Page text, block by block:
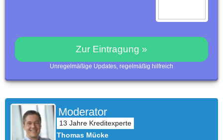
Zur Eintragung »
Unregelmäßige Updates, regelmäßig hilfreich
Moderator
Thomas Mücke